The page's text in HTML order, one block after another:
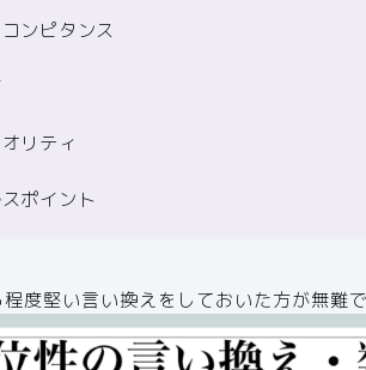
ンピタンス
リティ
ポイント
度堅い言い換えをしておいた方が無難で